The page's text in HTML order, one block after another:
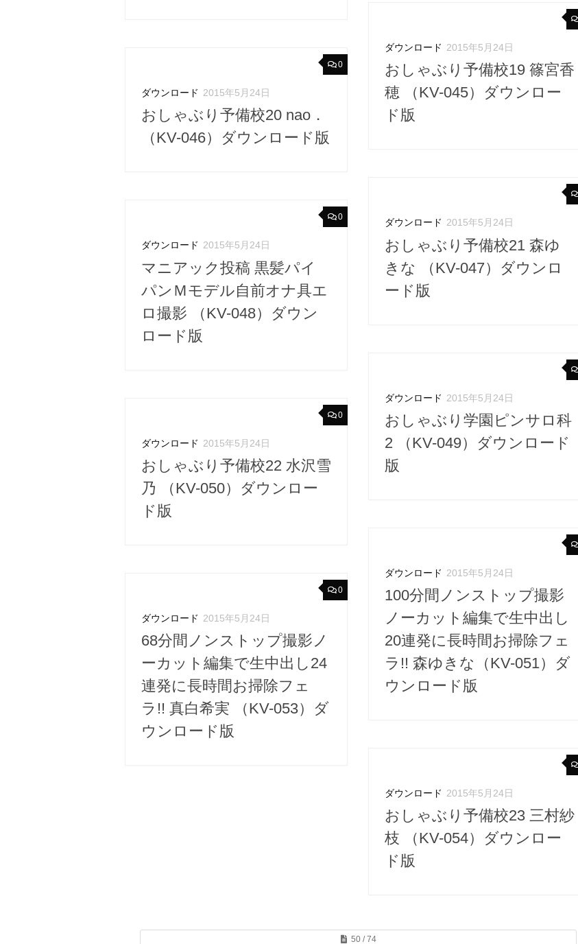
ダウンロード 2015年5月24日
おしゃぶり予備校19 篠宮香
穂 （KV-045）ダウンロー
ド版
0
ダウンロード 2015年5月24日
おしゃぶり予備校20 nao．
（KV-046）ダウンロード版
ダウンロード 2015年5月24日
おしゃぶり予備校21 森ゆ
きな （KV-047）ダウンロ
ード版
0
ダウンロード 2015年5月24日
マニアック投稿 黒髪パイ
パンＭモデル自前オナ具エ
ロ撮影 （KV-048）ダウン
ロード版
ダウンロード 2015年5月24日
おしゃぶり学園ピンサロ科
2 （KV-049）ダウンロード
版
0
ダウンロード 2015年5月24日
おしゃぶり予備校22 水沢雪
乃 （KV-050）ダウンロー
ド版
ダウンロード 2015年5月24日
100分間ノンストップ撮影
ノーカット編集で生中出し
20連発に長時間お掃除フェ
ラ!! 森ゆきな（KV-051）ダ
ウンロード版
0
ダウンロード 2015年5月24日
68分間ノンストップ撮影ノ
ーカット編集で生中出し24
連発に長時間お掃除フェ
ラ!! 真白希実 （KV-053）ダ
ウンロード版
ダウンロード 2015年5月24日
おしゃぶり予備校23 三村紗
枝 （KV-054）ダウンロー
ド版
50 / 74